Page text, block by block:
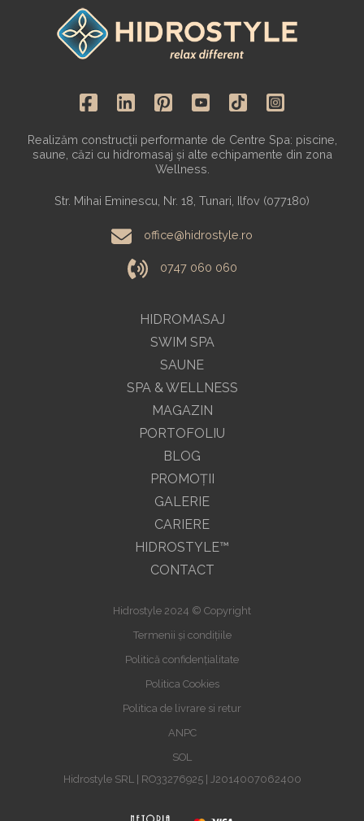
HIDROMASAJ
SWIM SPA
SAUNE
SPA & WELLNESS
MAGAZIN
Realizăm construcții performante de Centre Spa: piscine,
saune, căzi cu hidromasaj și alte echipamente din zona
Wellness.
Str. Mihai Eminescu, Nr. 18, Tunari, Ilfov (077180)
office@hidrostyle.ro
0747 060 060
PORTOFOLIU
BLOG
PROMOŢII
GALERIE
CARIERE
HIDROSTYLE™
CONTACT
Hidrostyle 2024 © Copyright
Termenii și condițiile
Politică confidențialitate
Politica Cookies
Politica de livrare si retur
ANPC
SOL
Hidrostyle SRL | RO33276925 | J2014007062400